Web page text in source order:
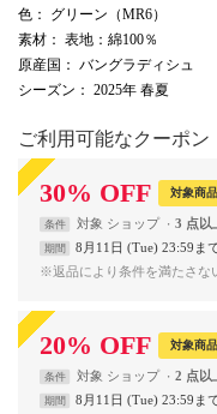
色 ： グリーン（MR6）
素材 ： 表地：綿100％
原産国 ： バングラディシュ
シーズン ： 2025年 春夏
ご利用可能なクーポン
30% OFF 対象商
条件 対象 ショップ 3 点以
期間 8月11日 (Tue) 23:59ま
※返品により条件を満たさな
20% OFF 対象商
条件 対象 ショップ 2 点以
期間 8月11日 (Tue) 23:59ま